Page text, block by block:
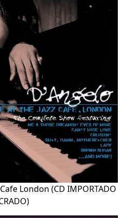
London (CD IMPORTADO